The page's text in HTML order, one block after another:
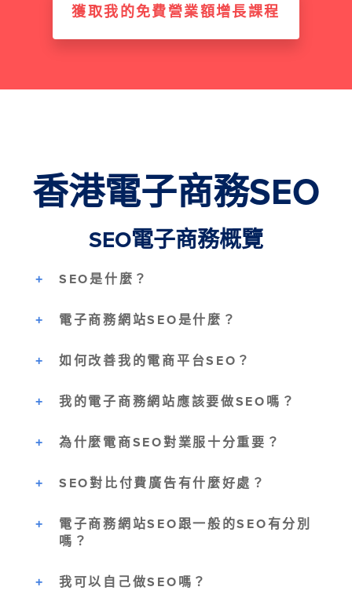
獲取我的免費營業額增長課程
香港電子商務SEO
SEO電子商務概覽
SEO是什麼？
電子商務網站SEO是什麼？
如何改善我的電商平台SEO？
我的電子商務網站應該要做SEO嗎？
為什麼電商SEO對業服十分重要？
SEO對比付費廣告有什麼好處？
電子商務網站SEO跟一般的SEO有分別
嗎？
我可以自己做SEO嗎？